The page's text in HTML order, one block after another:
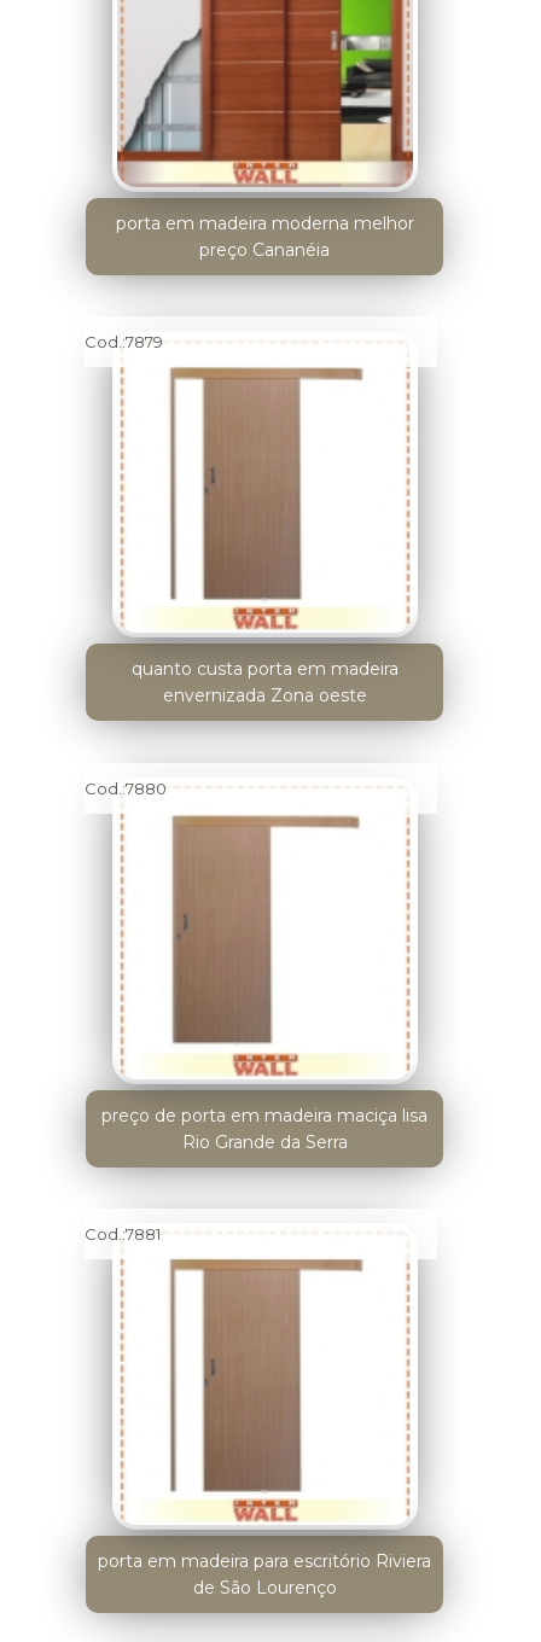
porta em madeira moderna melhor
preço Cananéia
Cod.:7879
quanto custa porta em madeira
envernizada Zona oeste
Cod.:7880
preço de porta em madeira maciça lisa
Rio Grande da Serra
Cod.:7881
porta em madeira para escritório Riviera
de São Lourenço